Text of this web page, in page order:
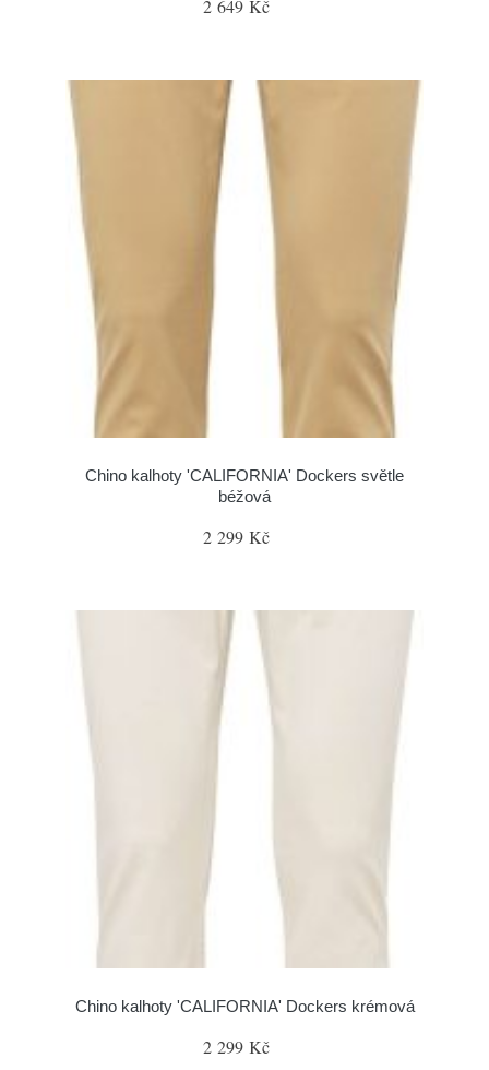
2 649 Kč
Chino kalhoty 'CALIFORNIA' Dockers světle
béžová
2 299 Kč
Chino kalhoty 'CALIFORNIA' Dockers krémová
2 299 Kč